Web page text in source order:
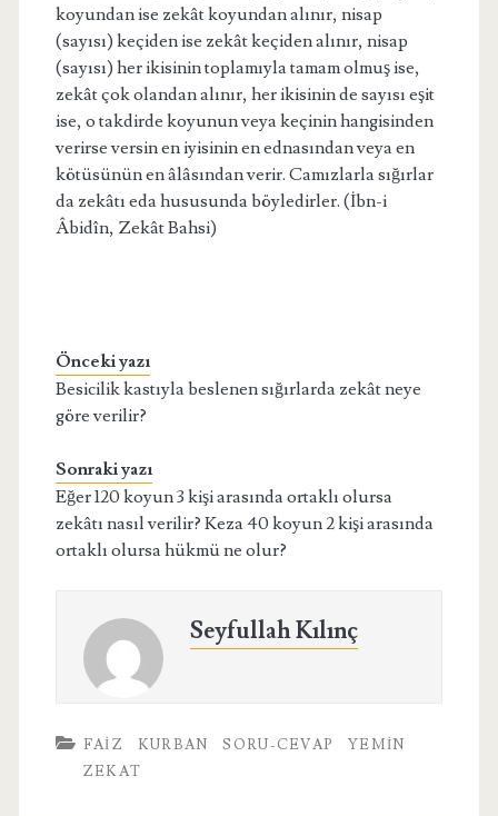
koyundan ise zekât koyundan alınır, nisap
(sayısı) keçiden ise zekât keçiden alınır, nisap
(sayısı) her ikisinin toplamıyla tamam olmuş ise,
zekât çok olandan alınır, her ikisinin de sayısı eşit
ise, o takdirde koyunun veya keçinin hangisinden
verirse versin en iyisinin en ednasından veya en
kötüsünün en âlâsından verir. Camızlarla sığırlar
da zekâtı eda hususunda böyledirler. (İbn-i
Âbidîn, Zekât Bahsi)
Önceki yazı
Besicilik kastıyla beslenen sığırlarda zekât neye
göre verilir?
Sonraki yazı
Eğer 120 koyun 3 kişi arasında ortaklı olursa
zekâtı nasıl verilir? Keza 40 koyun 2 kişi arasında
ortaklı olursa hükmü ne olur?
Seyfullah Kılınç
FAIZ KURBAN SORU-CEVAP
YEMIN
ZEKAT